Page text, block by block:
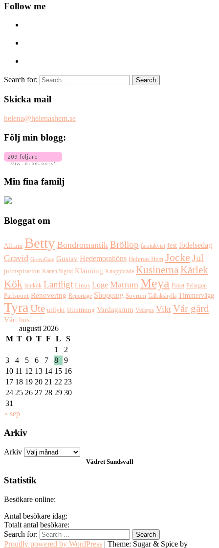
Follow me
Search for:
Skicka mail
helena@helenashem.se
Följ min blogg:
Min fina familj
Bloggat om
Allrum Betty Bondromantik Bröllop farstukvist fest födelsedag
Gravid GreenGate Gustav Hedemorahöns Helenas Hem Jocke Jul
julinspiration Katten Sigrid Klänning Knoppbräda KusinernaKärlek
Kök lantkök Lantligt Linus Loge Matrum Meya Paket Pelargon
Pärlspont Renovering Reportage Shopping Sovrum Tallrikshylla Timmervägg
TyraUte utflykt Utlottning Vardagsrum Vedspis Vikt Vår gård
Vårt hus
augusti 2026
M T O T F L
S
1
2
3
4 5 6 7 8
9
10 11 12 13 14 15 16
17 18 19 20 21 22 23
24 25 26 27 28 29 30
31
« sep
Arkiv
Arkiv
VädretSundsvall
Statistik
Besökare online:
Antal besökare idag:
Totalt antal besökare:
Search for:
Proudly powered by WordPress | Theme: Sugar & Spice by